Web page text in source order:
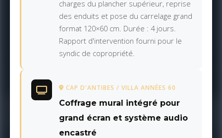
charges du plancher supérieur, reprise
des enduits et pose du carrelage grand
format 120×60 cm. Durée : 4 jours.
Rapport d'intervention fourni pour le
syndic de copropriété.
CAP D'ANTIBES / VILLA ANNÉES 60
Coffrage mural intégré pour
grand écran et système audio
encastré